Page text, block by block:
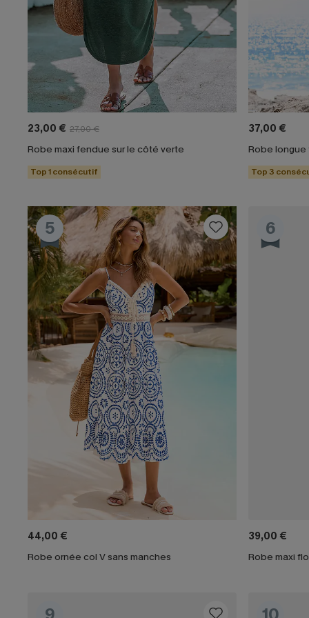
23,00 € 27,00 €
Robe maxi fendue sur le côté verte
Top 1 consécutif
37,00 €
Robe longue
Top 3
5
44,00 €
Robe ornée col V sans manches
6
39,00 €
Robe maxi